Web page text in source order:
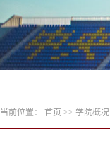
当前位置： 首页 >> 学院概况